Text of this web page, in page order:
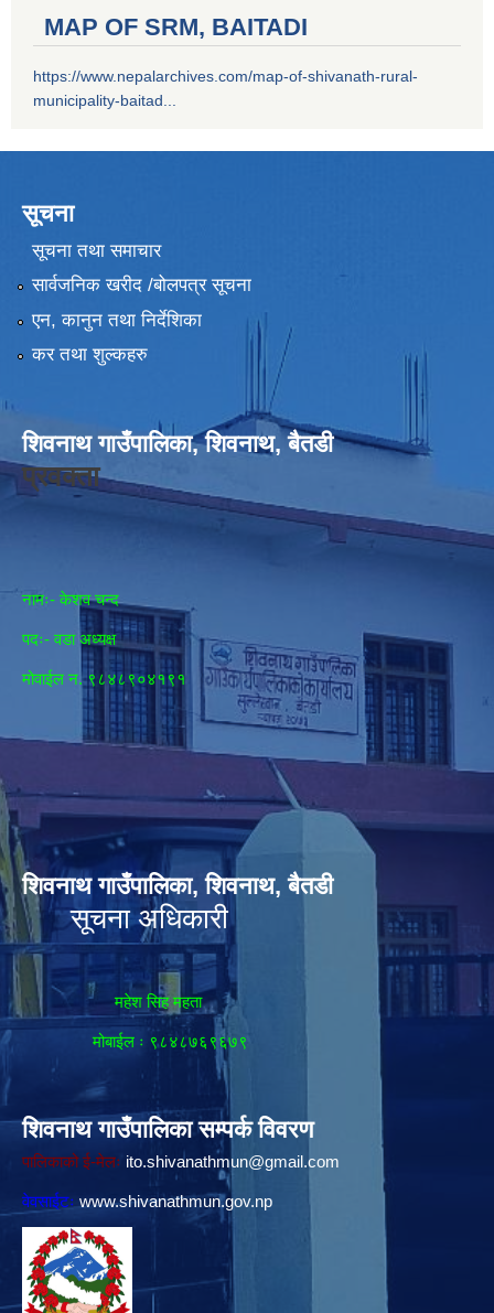
MAP OF SRM, BAITADI
https://www.nepalarchives.com/map-of-shivanath-rural-
municipality-baitad...
सूचना
सूचना तथा समाचार
सार्वजनिक खरीद /बोलपत्र सूचना
एन, कानुन तथा निर्देशिका
कर तथा शुल्कहरु
शिवनाथ गाउँपालिका, शिवनाथ, बैतडी
प्रवक्ता
नामः- केशव चन्द
पदः- वडा अध्यक्ष
मोवाईल न‌. ९८४८९०४१९१
शिवनाथ गाउँपालिका, शिवनाथ, बैतडी
सूचना अधिकारी
महेश सिह महता
मोबाईल ः ९८४८७६९६७९
शिवनाथ गाउँपालिका सम्पर्क विवरण
पालिकाको ई-मेलः ito.shivanathmun@gmail.com
वेवसाईटः www.shivanathmun.gov.np